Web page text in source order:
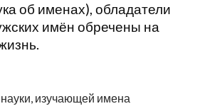
об именах), обладатели
имён обречены на
изучающей имена